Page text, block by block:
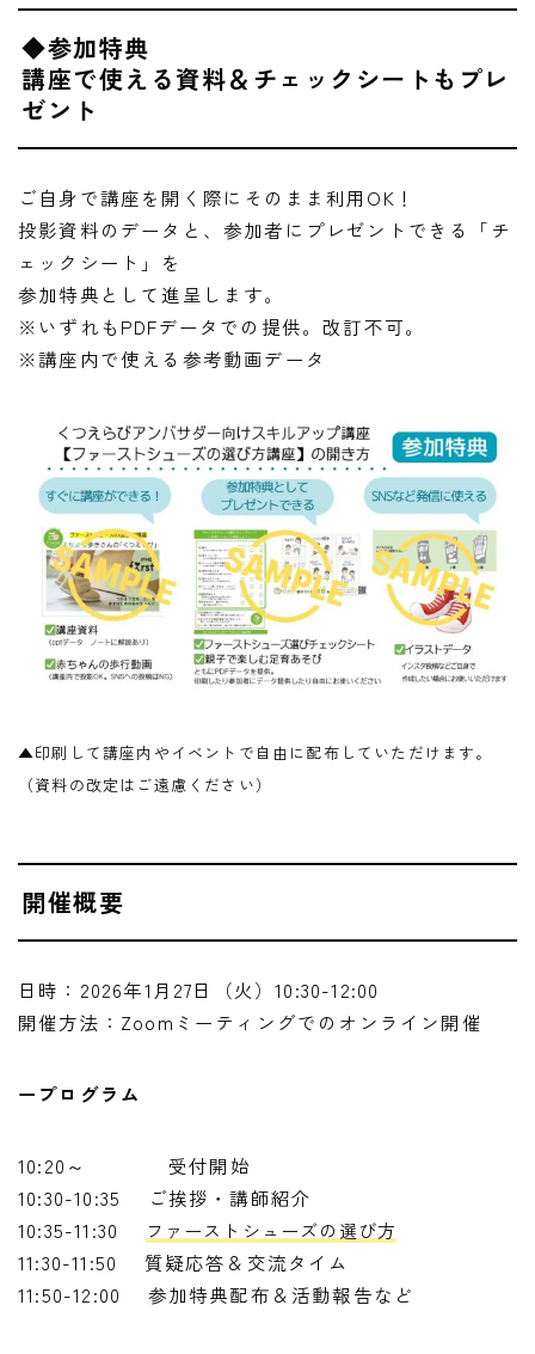
◆参加特典
講座で使える資料＆チェックシートもプレ
ゼント
ご自身で講座を開く際にそのまま利用OK！
投影資料のデータと、参加者にプレゼントできる「チ
ェックシート」を
参加特典として進呈します。
※いずれもPDFデータでの提供。改訂不可。
※講座内で使える参考動画データ
▲印刷して講座内やイベントで自由に配布していただけます。
（資料の改定はご遠慮ください）
開催概要
日時：2026年1月27日（火）10:30-12:00
開催方法：Zoomミーティングでのオンライン開催
ープログラム
10:20～ 受付開始
10:30-10:35 ご挨拶・講師紹介
10:35-11:30
ファーストシューズの選び方
11:30-11:50 質疑応答＆交流タイム
11:50-12:00 参加特典配布＆活動報告など